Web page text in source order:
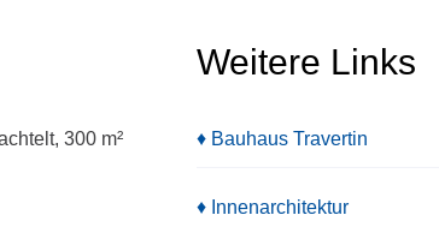
300 m²
Weitere Links
♦ Bauhaus Travertin
♦ Innenarchitektur